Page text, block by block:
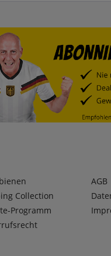
Collection
Programm
AGB